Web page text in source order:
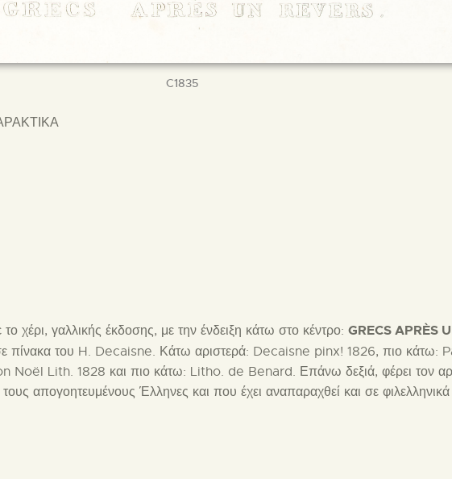
C1835
χέρι, γαλλικής έκδοσης, με την ένδειξη κάτω στο κέντρο: GRECS APRÈS
πίνακα του H. Decaisne. Κάτω αριστερά: Decaisne pinx! 1826, πιο κάτω:
Lith. 1828 και πιο κάτω: Litho. de Benard. Επάνω δεξιά, φέρει τον
απογοητευμένους Έλληνες και που έχει αναπαραχθεί και σε